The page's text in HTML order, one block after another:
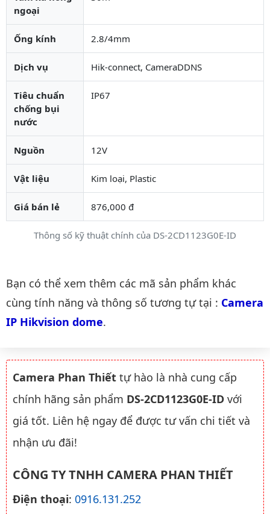
Thông số kỹ thuật chính của DS-2CD1123G0E-ID
ngoại
Ống kính 2.8/4mm
Dịch vụ Hik-connect, CameraDDNS
Tiêu chuẩn
chống bụi
nước
IP67
Nguồn 12V
Vật liệu Kim loại, Plastic
Giá bán lẻ 876,000 đ
Danh mục liên quan
Bạn có thể xem thêm các mã sản phẩm khác
cùng tính năng và thông số tương tự tại : Camera
IP Hikvision dome.
Camera Phan Thiết tự hào là nhà cung cấp
chính hãng sản phẩm DS-2CD1123G0E-ID với
giá tốt. Liên hệ ngay để được tư vấn chi tiết và
nhận ưu đãi!
CÔNG TY TNHH CAMERA PHAN THIẾT
Điện thoại: 0916.131.252